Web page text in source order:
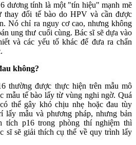
dương tính là một "tín hiệu" mạnh mẽ
thay đổi tế bào do HPV và cần được
Nó chỉ ra nguy cơ cao, nhưng không
ung thư cuối cùng. Bác sĩ sẽ dựa vào
và các yếu tố khác để đưa ra chẩn
không?
thường được thực hiện trên mẫu mô
mẫu tế bào lấy từ vùng nghi ngờ. Quá
thể gây khó chịu nhẹ hoặc đau tùy
lấy mẫu và phương pháp, nhưng bản
tích p16 trong phòng thí nghiệm thì
sĩ sẽ giải thích cụ thể về quy trình lấy